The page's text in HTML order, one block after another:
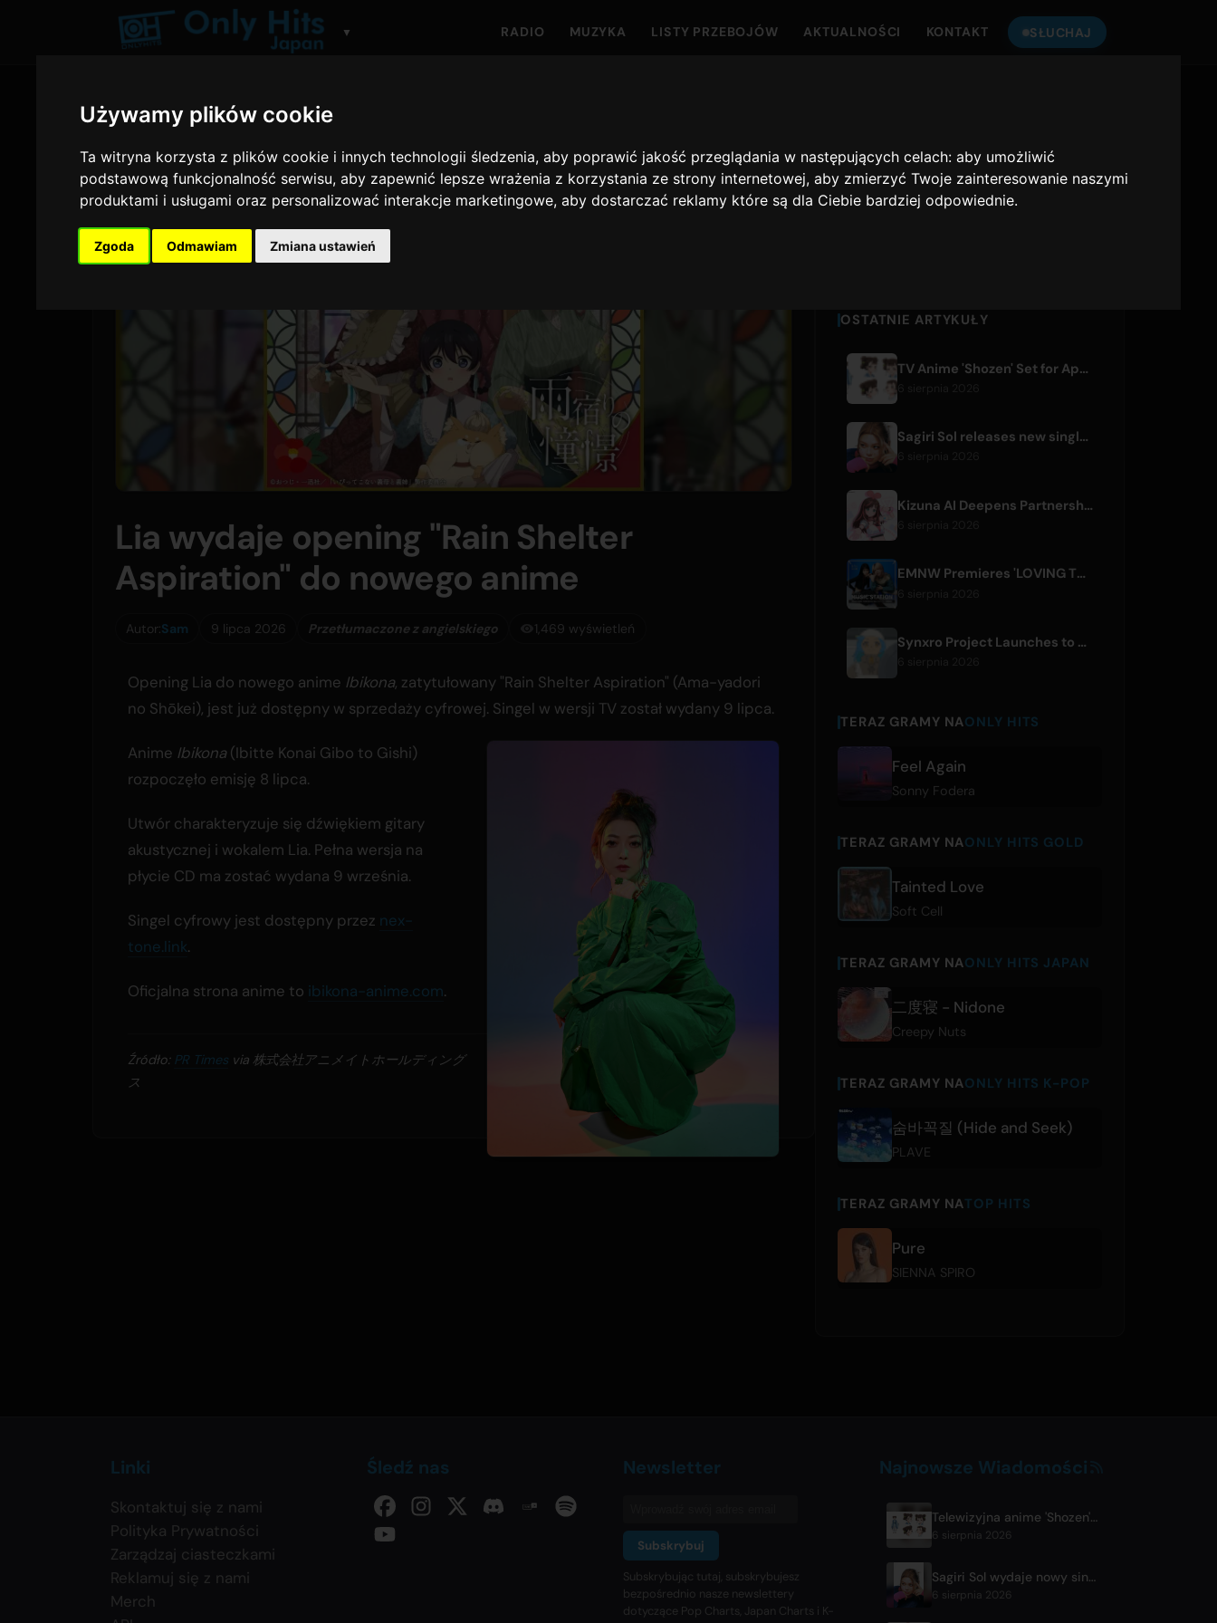
Używamy plików cookie
Ta witryna korzysta z plików cookie i innych technologii śledzenia, aby poprawić jakość przeglądania w następujących celach:aby umożliwić
podstawową funkcjonalność serwisu,aby zapewnić lepsze wrażenia z korzystania ze strony internetowej,aby zmierzyć Twoje zainteresowanie naszymi
produktami i usługami oraz personalizować interakcje marketingowe,aby dostarczać reklamy które są dla Ciebie bardziej odpowiednie.
Zgoda Odmawiam Zmiana ustawień
▼ RADIO MUZYKA LISTY PRZEBOJÓW AKTUALNOŚCI KONTAKT SŁUCHAJ
Lia wydaje opening "Rain Shelter
Aspiration" do nowego anime
Autor:Sam 9 lipca 2026 Przetłumaczone z angielskiego 1,469 wyświetleń
Opening Lia do nowego anime Ibikona, zatytułowany "Rain Shelter Aspiration" (Ama-yadori
no Shōkei), jest już dostępny w sprzedaży cyfrowej. Singel w wersji TV został wydany 9 lipca.
Anime Ibikona (Ibitte Konai Gibo to Gishi)
rozpoczęło emisję 8 lipca.
Utwór charakteryzuje się dźwiękiem gitary
akustycznej i wokalem Lia. Pełna wersja na
płycie CD ma zostać wydana 9 września.
Singel cyfrowy jest dostępny przez nex-
tone.link.
Oficjalna strona anime to ibikona-anime.com.
Źródło: PR Times via 株式会社アニメイトホールディング
ス
Only Hits Japan
OSTATNIE ARTYKUŁY
TV Anime 'Shozen' Set for April 2027 Premiere on Fuji TV
Sagiri Sol releases new single 'next to your love' after hiatus
6 sierpnia 2026
Kizuna AI Deepens Partnership with Asobisystem Ahead of 10th Anniversary World Tour
EMNW Premieres 'LOVING TO GET US BY' Music Video on August 7
6 sierpnia 2026
Synxro Project Launches to Create New IP from Fictional Anime Openings
TERAZ GRAMY NAONLY HITS
Feel Again
Sonny Fodera
TERAZ GRAMY NAONLY HITS GOLD
Tainted Love
Soft Cell
TERAZ GRAMY NAONLY HITS JAPAN
二度寝 - Nidone
Creepy Nuts
TERAZ GRAMY NAONLY HITS K-POP
숨바꼭질 (Hide and Seek)
PLAVE
TERAZ GRAMY NATOP HITS
Pure
SIENNA SPIRO
Linki
Skontaktuj się z nami
Polityka Prywatności
Zarządzaj ciasteczkami
Reklamuj się z nami
Merch
Śledź nas Newsletter
Subskrybuj
Subskrybując tutaj, subskrybujesz
bezpośrednio nasze newslettery
dotyczące Pop Charts, Japan Charts i K-
Najnowsze Wiadomości
Telewizyjna anime 'Shozen' zadebiutuje w kwietniu 2027 w Fuji TV
6 sierpnia 2026
Sagiri Sol wydaje nowy singiel 'next to your love' po przerwie
6 sierpnia 2026